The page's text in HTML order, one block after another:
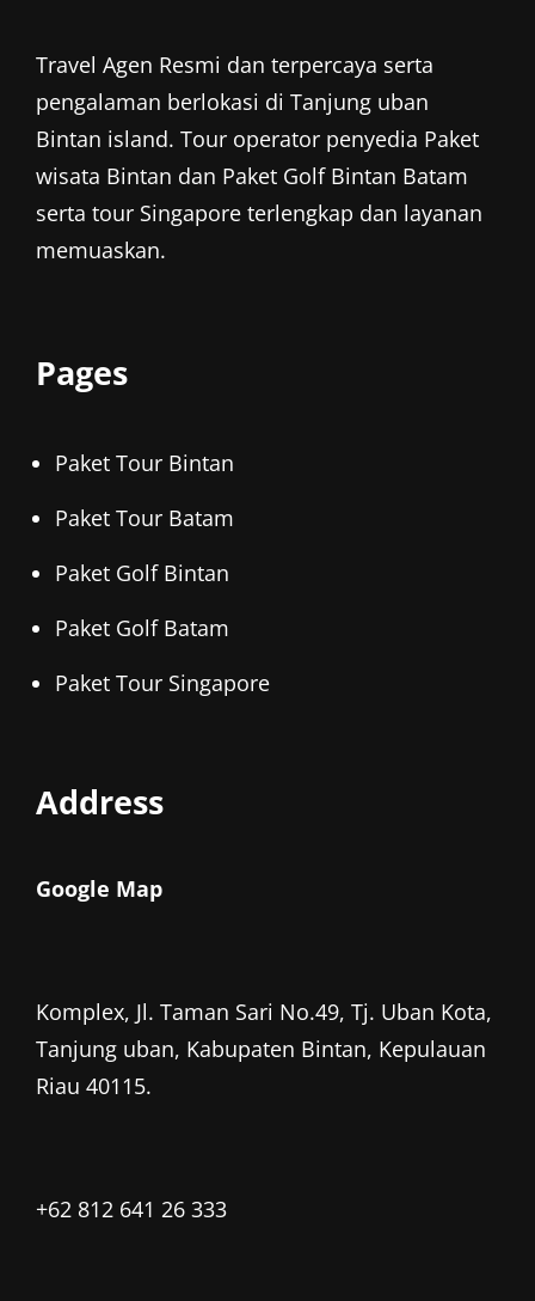
Travel Agen Resmi dan terpercaya serta
pengalaman berlokasi di Tanjung uban
Bintan island. Tour operator penyedia Paket
wisata Bintan dan Paket Golf Bintan Batam
serta tour Singapore terlengkap dan layanan
memuaskan.
Pages
Paket Tour Bintan
Paket Tour Batam
Paket Golf Bintan
Paket Golf Batam
Paket Tour Singapore
Address
Google Map
Komplex, Jl. Taman Sari No.49, Tj. Uban Kota,
Tanjung uban, Kabupaten Bintan, Kepulauan
Riau 40115.
+62 812 641 26 333